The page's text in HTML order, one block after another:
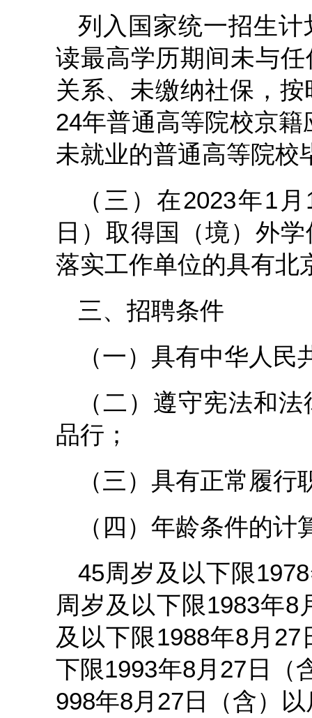
列入国家统一招生
读最高学历期间未与
关系、未缴纳社保，
24年普通高等院校京
未就业的普通高等院校
（三）在2023年1
日）取得国（境）外
落实工作单位的具有北
三、招聘条件
（一）具有中华人民
（二）遵守宪法和
品行；
（三）具有正常履
（四）年龄条件的计
45周岁及以下限
周岁及以下限1983年
及以下限1988年8月
下限1993年8月27日（
998年8月27日（含）